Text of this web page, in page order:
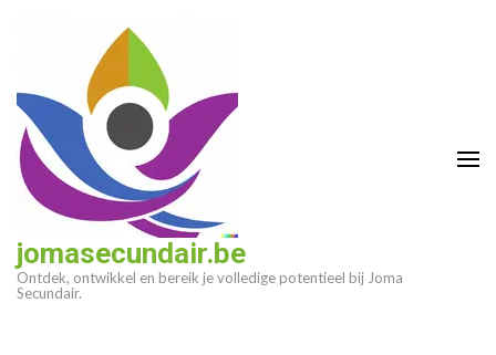
(druk
enter)
jomasecundair.be
Ontdek, ontwikkel en bereik je volledige potentieel bij Joma
Secundair.